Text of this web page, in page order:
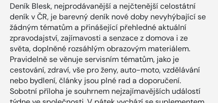
Deník Blesk, nejprodávanější a nejčtenější celostátní
deník v ČR, je barevný deník nové doby nevyhýbající se
žádným tématům a přinášející přehledné aktuální
zpravodajství, zajímavosti a senzace z domova i ze
světa, doplněné rozsáhlým obrazovým materiálem.
Pravidelně se věnuje servisním tématům, jako je
cestování, zdraví, vše pro ženy, auto-moto, vzdělávání
nebo bydlení, články jsou plné rad a doporučení.
Sobotní příloha je souhrnem nejzajímavějších událostí